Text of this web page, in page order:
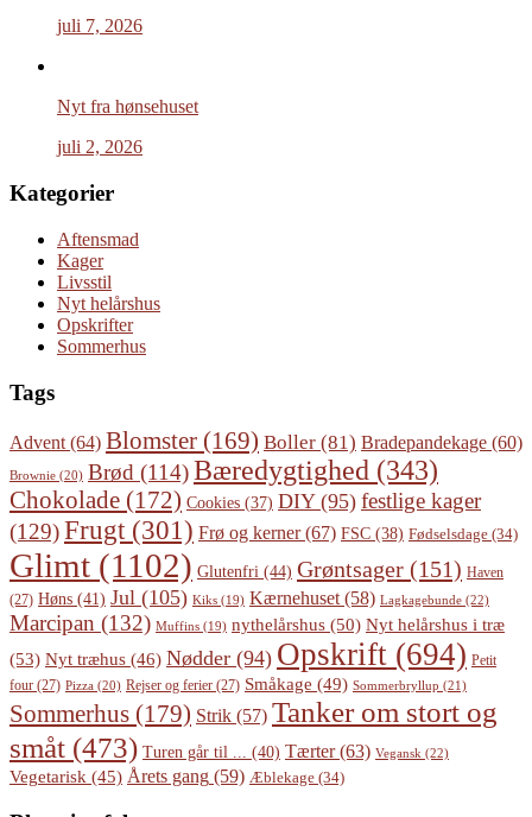
juli 7, 2026
Nyt fra hønsehuset
juli 2, 2026
Kategorier
Aftensmad
Kager
Livsstil
Nyt helårshus
Opskrifter
Sommerhus
Tags
Advent (64) Blomster (169) Boller (81) Bradepandekage (60)
Brownie (20) Brød (114)Bæredygtighed (343)
Chokolade (172) Cookies (37) DIY(95) festlige kager
(129)Frugt(301) Frø og kerner(67) FSC (38) Fødselsdage (34)
Glimt (1102) Glutenfri (44) Grøntsager (151) Haven
(27) Høns (41) Jul (105) Kiks (19) Kærnehuset (58) Lagkagebunde (22)
Marcipan (132) Muffins (19) nythelårshus (50) Nyt helårshus i træ
(53) Nyt træhus (46) Nødder (94) Opskrift (694) Petit
four (27) Pizza (20) Rejser og ferier (27) Småkage (49) Sommerbryllup (21)
Sommerhus (179) Strik (57) Tanker om stort og
småt (473) Turen går til ... (40) Tærter(63) Vegansk (22)
Vegetarisk (45) Årets gang (59) Æblekage (34)